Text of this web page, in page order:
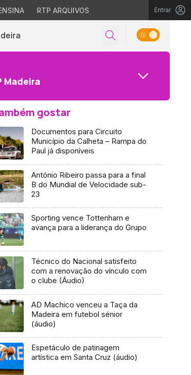
RTP ARQUIVOS Entrar
Madeira
gostar
Documentos para Circuito
Município da Calheta – Rampa do
Paul já disponíveis
António Ribeiro passa para a final
B do Mundial de Velocidade sub-
23
Sporting vence Tottenham e
avança para a liderança do Grupo
Técnico do Nacional satisfeito
com a renovação do vínculo com
o clube (Áudio)
AD Machico venceu a Taça da
Madeira em futebol sénior
(áudio)
Espetáculo de patinagem
artística em Santa Cruz (áudio)